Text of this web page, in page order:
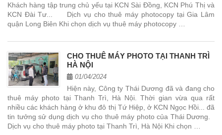
Khách hàng tập trung chủ yếu tại KCN Sài Đồng, KCN Phú Thị và
KCN Đài Tư... Dịch vụ cho thuê máy photocopy tại Gia Lâm
quận Long Biên Khi chọn dịch vụ thuê máy photocopy …
CHO THUÊ MÁY PHOTO TẠI THANH TRÌ
HÀ NỘI
01/04/2024
Hiện này, Công ty Thái Dương đã và đang cho
thuê máy photo tại Thanh Trì, Hà Nội. Thời gian vừa qua rất
nhiều các khách hàng ở khu đô thị Tứ Hiệp, ở KCN Ngọc Hồi... đã
tin tưởng sử dụng dịch vụ cho thuê máy photo của Thái Dương.
Dịch vụ cho thuê máy photo tại Thanh Trì, Hà Nội Khi chọn …